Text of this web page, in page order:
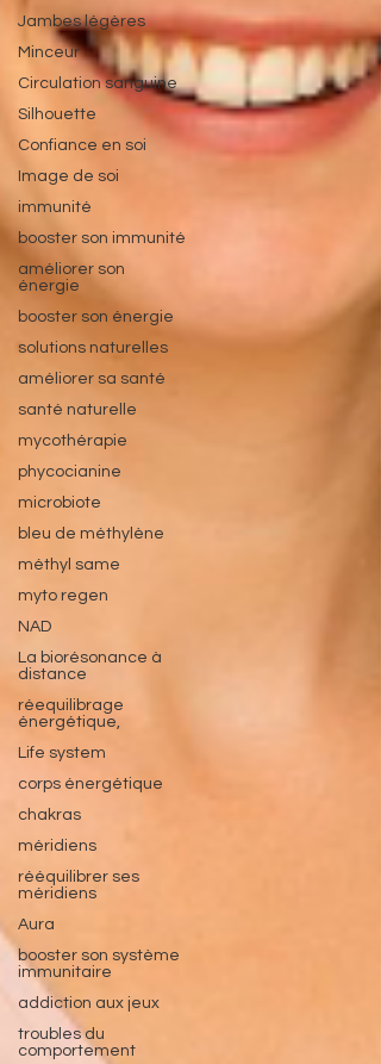
Jambes légères
Minceur
Circulation sanguine
Silhouette
Confiance en soi
Image de soi
immunité
booster son immunité
améliorer son
énergie
booster son énergie
solutions naturelles
améliorer sa santé
santé naturelle
mycothérapie
phycocianine
microbiote
bleu de méthylène
méthyl same
myto regen
NAD
La biorésonance à
distance
réequilibrage
énergétique,
Life system
corps énergétique
chakras
méridiens
rééquilibrer ses
méridiens
Aura
booster son système
immunitaire
addiction aux jeux
troubles du
comportement